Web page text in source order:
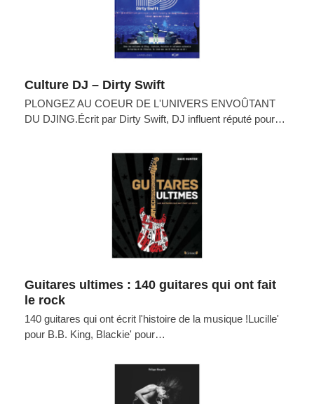
Culture DJ – Dirty Swift
PLONGEZ AU COEUR DE L'UNIVERS ENVOÛTANT
DU DJING.Écrit par Dirty Swift, DJ influent réputé pour…
Guitares ultimes : 140 guitares qui ont fait
le rock
140 guitares qui ont écrit l'histoire de la musique !Lucille'
pour B.B. King, Blackie' pour…